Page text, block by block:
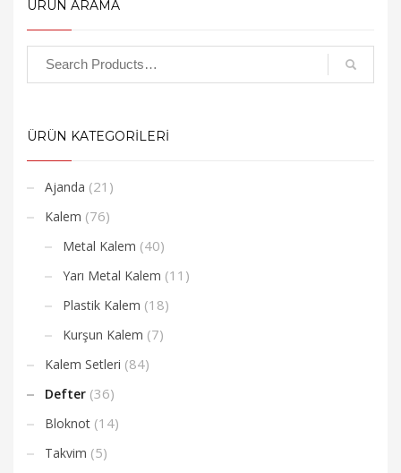
ÜRÜN ARAMA
ÜRÜN KATEGORİLERİ
Ajanda (21)
Kalem (76)
Metal Kalem (40)
Yarı Metal Kalem (11)
Plastik Kalem (18)
Kurşun Kalem (7)
Kalem Setleri (84)
Defter (36)
Bloknot (14)
Takvim (5)